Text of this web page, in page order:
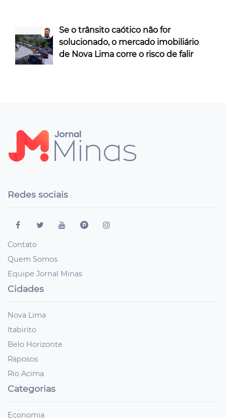
Se o trânsito caótico não for
solucionado, o mercado imobiliário
de Nova Lima corre o risco de falir
Redes sociais
Contato
Quem Somos
Equipe Jornal Minas
Cidades
Nova Lima
Itabirito
Belo Horizonte
Raposos
Rio Acima
Categorias
Economia